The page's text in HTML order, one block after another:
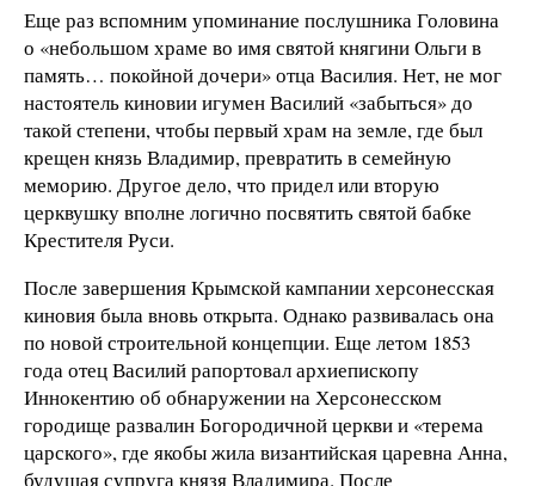
Еще раз вспомним упоминание послушника Головина
о «небольшом храме во имя святой княгини Ольги в
память… покойной дочери» отца Василия. Нет, не мог
настоятель киновии игумен Василий «забыться» до
такой степени, чтобы первый храм на земле, где был
крещен князь Владимир, превратить в семейную
меморию. Другое дело, что придел или вторую
церквушку вполне логично посвятить святой бабке
Крестителя Руси.
После завершения Крымской кампании херсонесская
киновия была вновь открыта. Однако развивалась она
по новой строительной концепции. Еще летом 1853
года отец Василий рапортовал архиепископу
Иннокентию об обнаружении на Херсонесском
городище развалин Богородичной церкви и «терема
царского», где якобы жила византийская царевна Анна,
будущая супруга князя Владимира. После